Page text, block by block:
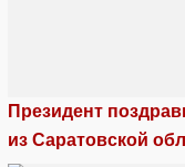
Президент
из Саратовской